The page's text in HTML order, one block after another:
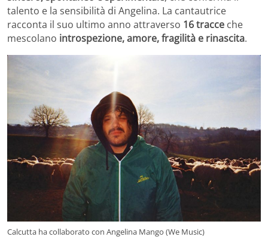
talento e la sensibilità di Angelina. La cantautrice
racconta il suo ultimo anno attraverso 16 tracce che
mescolano introspezione, amore, fragilità e rinascita.
Calcutta ha collaborato con Angelina Mango (We Music)